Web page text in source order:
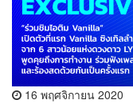
16 พฤศจิกายน 2020